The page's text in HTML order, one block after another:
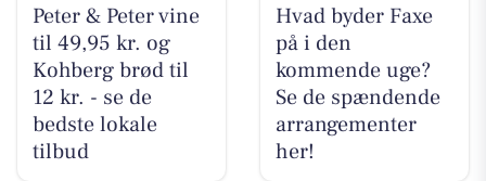
Peter & Peter vine
til 49,95 kr. og
Kohberg brød til
12 kr. - se de
bedste lokale
tilbud
Hvad byder Faxe
på i den
kommende uge?
Se de spændende
arrangementer
her!